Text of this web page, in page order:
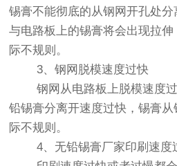
锡膏不能彻底的从钢网开孔处
与电路板上的锡膏将会出现拉
际不规则。
3、钢网脱模速度过快
钢网从电路板上脱模速度过
铅锡膏分离开速度过快，锡膏
际不规则。
4、无铅锡膏厂家印刷速度